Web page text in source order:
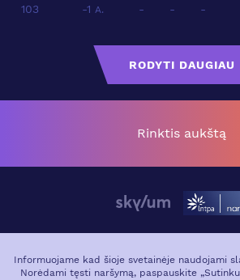
103 -1 A. - - -
RODYTI DAUGIAU
Rinktis aukštą
VIETA MIESTE
GALERIJA
Informuojame kad šioje svetainėje naudojami
Norėdami tęsti naršymą, paspauskite